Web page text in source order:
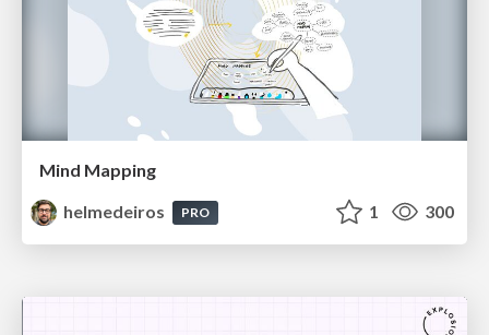
Mind Mapping
helmedeiros
PRO 1 300